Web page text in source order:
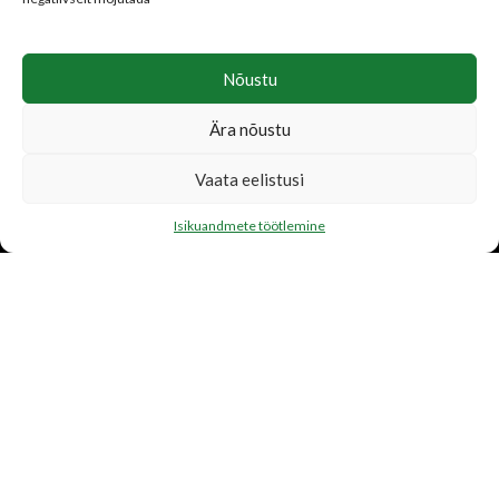
Nõustu
Ära nõustu
Vaata eelistusi
Isikuandmete töötlemine